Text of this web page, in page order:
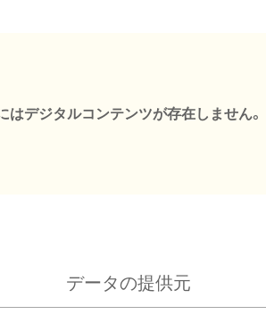
はデジタルコンテンツが存在しません。
データの提供元